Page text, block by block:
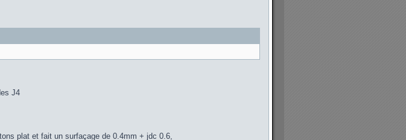
J4
plat et fait un surfaçage de 0.4mm + jdc 0.6,